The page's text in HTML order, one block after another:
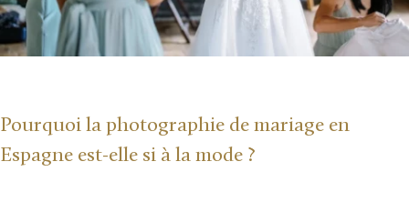
Pourquoi la photographie de mariage en
Espagne est-elle si à la mode ?